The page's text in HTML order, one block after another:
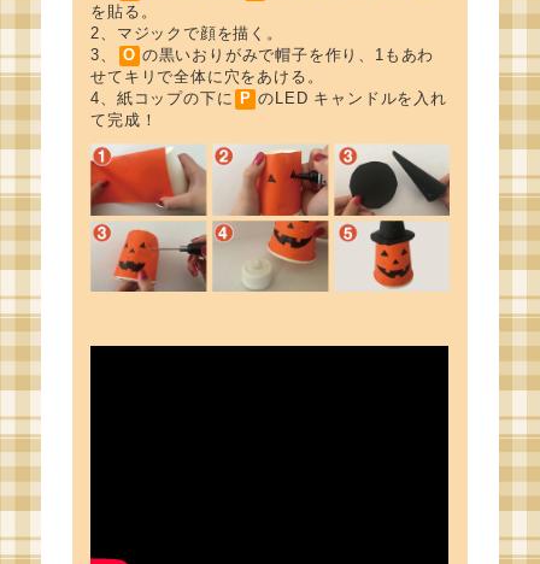
を貼る。
2、マジックで顔を描く。
3、
O の黒いおりがみで帽子を作り、1もあわ
せてキリで全体に穴をあける。
4、紙コップの下に
P のLED キャンドルを入れ
て完成！